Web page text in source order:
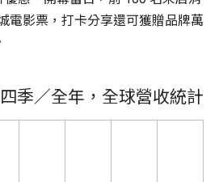
電影票，打卡分享還可獲贈品牌萬
四季／全年，全球營收統計